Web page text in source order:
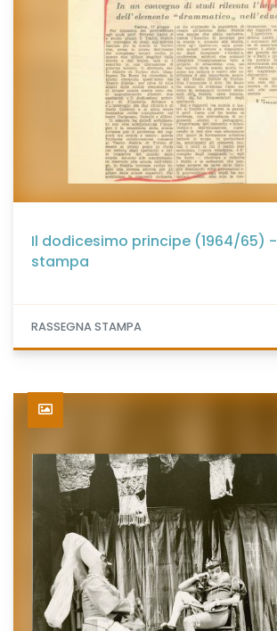
Il dodicesimo principe (1964/65)
stampa
RASSEGNA STAMPA